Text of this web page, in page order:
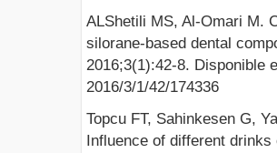
ALShetili MS, Al-Omari M.
silorane-based dental
2016;3(1):42-8. Disponible
2016/3/1/42/174336
Topcu FT, Sahinkesen G,
Influence of different